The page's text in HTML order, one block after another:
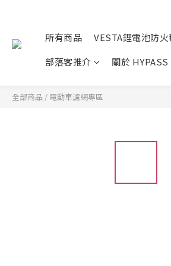
所有商品 VESTA鋰電池防火
部落客推介
關於 HYPASS
全部商品 / 電動車濾網專區